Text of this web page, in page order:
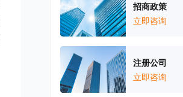
招商政策
立即咨询
注册公司
立即咨询